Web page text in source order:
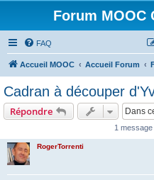
Forum MOOC
FAQ
Accueil MOOC Accueil Forum
Cadran à découper
Répondre
1 message
RogerTorrenti